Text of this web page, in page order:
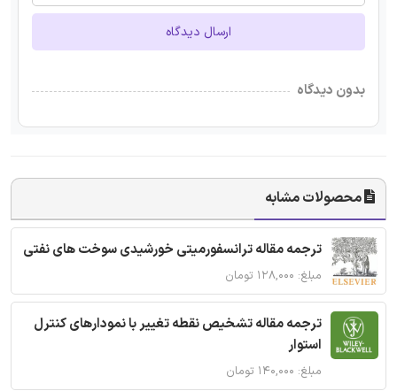
ارسال دیدگاه
بدون دیدگاه
محصولات مشابه
ترجمه مقاله ترانسفورمیتی خورشیدی سوخت های نفتی
مبلغ: ۱۲۸,۰۰۰ تومان
ترجمه مقاله تشخیص نقطه تغییر با نمودارهای کنترل
استوار
مبلغ: ۱۴۰,۰۰۰ تومان